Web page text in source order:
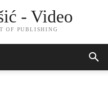
- Video
OF PUBLISHING